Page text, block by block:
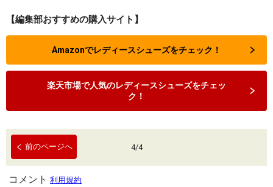
【編集部おすすめの購入サイト】
Amazonでレディースシューズをチェック！
楽天市場で人気のレディースシューズをチェッ
ク！
前のページへ 4/4